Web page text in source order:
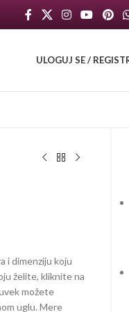
ULOGUJ SE /
i dimenziju koju
želite, kliknite na
možete
uglu. Mere